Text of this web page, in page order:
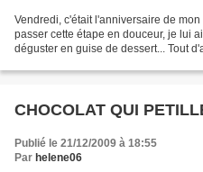
Vendredi, c'était l'anniversaire de
passer cette étape en douceur, je lui
déguster en guise de dessert... Tout
CHOCOLAT QUI
Publié le 21/12/2009 à 18:55
Par helene06